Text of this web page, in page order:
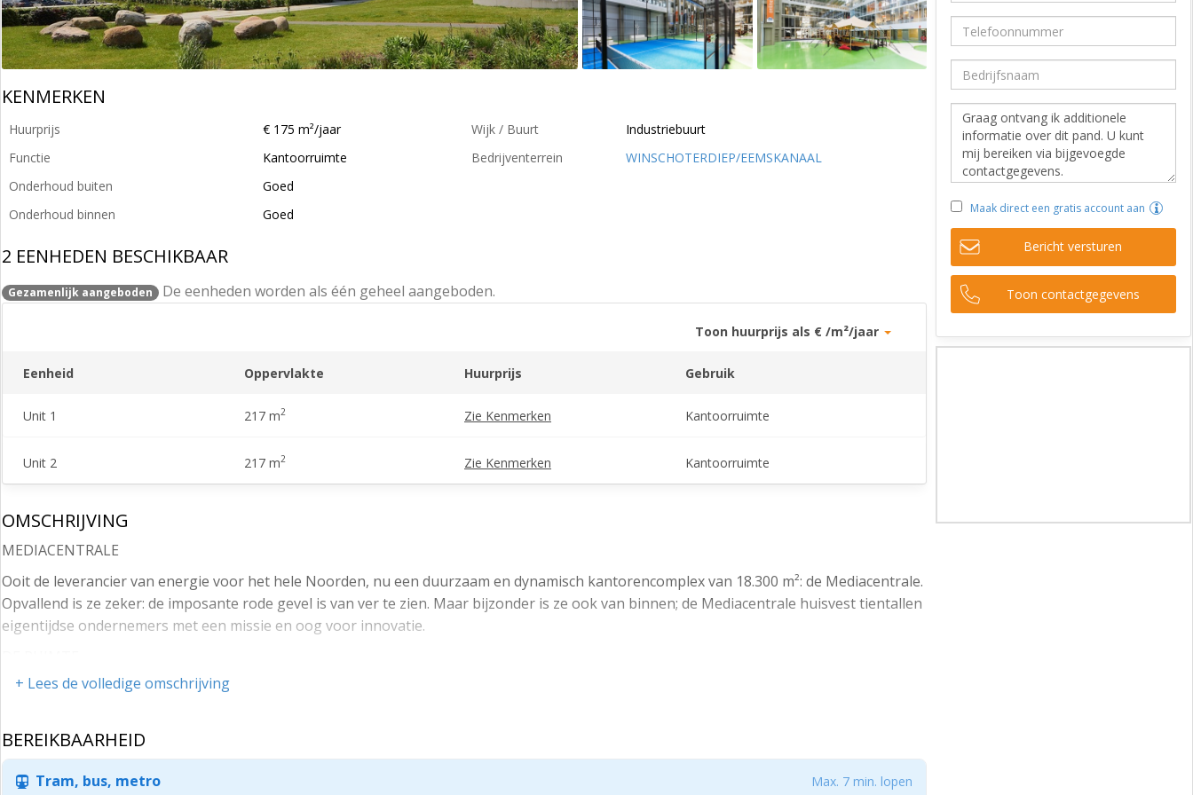
KENMERKEN
Huurprijs
€ 175 m²/jaar
Functie
Kantoorruimte
Onderhoud buiten
Goed
Onderhoud binnen
Goed
Wijk / Buurt
Industriebuurt
Bedrijventerrein
WINSCHOTERDIEP/EEMSKANAAL
2 EENHEDEN BESCHIKBAAR
Gezamenlijk aangeboden De eenheden worden als één geheel aangeboden.
Toon huurprijs als € /m²/jaar
Eenheid Oppervlakte Huurprijs Gebruik
Unit 1 217 m2 Zie Kenmerken Kantoorruimte
Unit 2 217 m2 Zie Kenmerken Kantoorruimte
OMSCHRIJVING
MEDIACENTRALE
Ooit de leverancier van energie voor het hele Noorden, nu een duurzaam en dynamisch kantorencomplex van 18.300 m²: de Mediacentrale.
Opvallend is ze zeker: de imposante rode gevel is van ver te zien. Maar bijzonder is ze ook van binnen; de Mediacentrale huisvest tientallen
eigentijdse ondernemers met een missie en oog voor innovatie.
De beschikbare ruimte op de eerste verdieping bied je de kans om een kantooromgeving op maat te creëren. Samen met jullie kunnen we
impressies zijn een voorproefje van de mogelijkheden en laten zien hoe flexibel de ruimte kan worden ingevuld.
Het uitzicht op het nabijgelegen park en de Euroborg geeft de verdieping een unieke dynamiek. Met een eigen pantry, een geïsoleerde
opnamestudio/stiltewerkplek en veel daglicht vormt dit een energieke en inspirerende plek om jullie organisatie te huisvesten.
+ Lees de volledige omschrijving
BEREIKBAARHEID
Tram, bus, metro Max. 7 min. lopen
Maak direct een gratis account aan
Bericht versturen
Toon contactgegevens